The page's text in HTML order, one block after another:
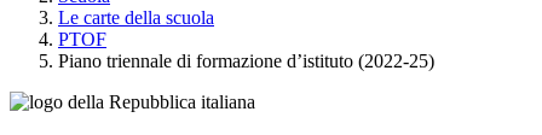
Le carte della scuola
PTOF
Piano triennale di formazione d’istituto (2022-25)